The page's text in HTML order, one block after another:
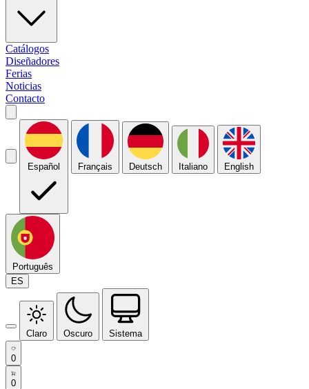
Catálogos
Diseñadores
Ferias
Noticias
Contacto
Español Français Deutsch Italiano English
Português
ES
Claro Oscuro Sistema
0
0